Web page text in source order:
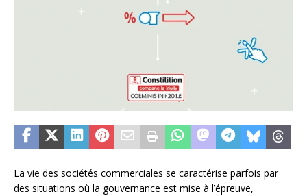
La vie des sociétés commerciales se caractérise parfois par
des situations où la gouvernance est mise à l’épreuve,